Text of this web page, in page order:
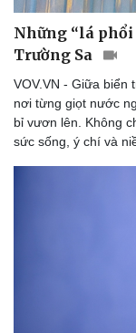
Những “lá
Trường Sa
VOV.VN - Giữa biển
nơi từng giọt nước
bỉ vươn lên. Không
sức sống, ý chí và